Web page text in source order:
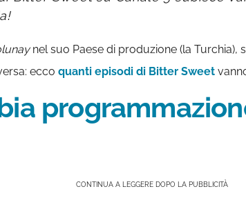
nel suo Paese di produzione (la Turchia),
ecco quanti episodi di Bitter Sweet
CONTINUA A LEGGERE DOPO LA PUBBLICITÀ